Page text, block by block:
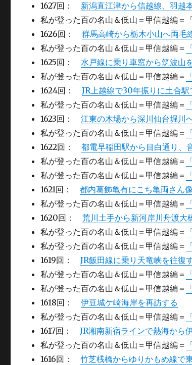
1627回： 新潟直江津から信越線、羽越
私が登った百の名山＆低山＝甲信越編＝
1626回：群馬高崎から栃木小山へ両毛
私が登った百の名山＆低山＝甲信越編＝
1625回：水戸線に乗り車窓から筑波山
私が登った百の名山＆低山＝甲信越編＝
1624回：JR上越線で30年振りに土合
私が登った百の名山＆低山＝甲信越編＝
1623回：江東の木場から深川仙台堀川
私が登った百の名山＆低山＝甲信越編＝
1622回：都電早稲田駅から目白通り、
私が登った百の名山＆低山＝甲信越編＝
私が登った百の名山＆低山＝甲信越編＝
1621回：都内葛飾亀有にこち亀両さん
私が登った百の名山＆低山＝甲信越編＝
1620回：荒川土手から新河岸川舟渡大
私が登った百の名山＆低山＝甲信越編＝
私が登った百の名山＆低山＝甲信越編＝
1619回：JR飯田線に乗り天竜峡を往復
私が登った百の名山＆低山＝甲信越編＝
私が登った百の名山＆低山＝甲信越編＝
1618回：伊豆城ケ崎海岸を再訪する
私が登った百の名山＆低山＝甲信越編＝
1617回：JR湘南新宿ラインで熱海から
私が登った百の名山＆低山＝甲信越編＝
1616回：竹芝桟橋からゆりかもめ線で